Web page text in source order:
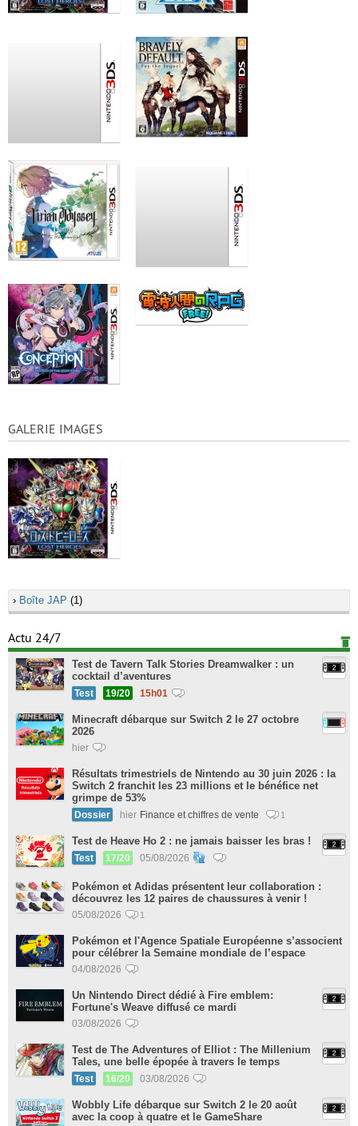
GALERIE IMAGES
› Boîte JAP (1)
Actu 24/7
Test de Tavern Talk Stories Dreamwalker : un
cocktail d’aventures
Test 19/20 15h01
Minecraft débarque sur Switch 2 le 27 octobre
2026
hier
Résultats trimestriels de Nintendo au 30 juin 2026 : la
Switch 2 franchit les 23 millions et le bénéfice net
grimpe de 53%
Dossier hier Finance et chiffres de vente 1
Test de Heave Ho 2 : ne jamais baisser les bras !
Test 17/20 05/08/2026
Pokémon et Adidas présentent leur collaboration :
découvrez les 12 paires de chaussures à venir !
05/08/2026 1
Pokémon et l'Agence Spatiale Européenne s’associent
pour célébrer la Semaine mondiale de l’espace
04/08/2026
Un Nintendo Direct dédié à Fire emblem:
Fortune's Weave diffusé ce mardi
03/08/2026
Test de The Adventures of Elliot : The Millenium
Tales, une belle épopée à travers le temps
Test 16/20 03/08/2026
Wobbly Life débarque sur Switch 2 le 20 août
avec la coop à quatre et le GameShare